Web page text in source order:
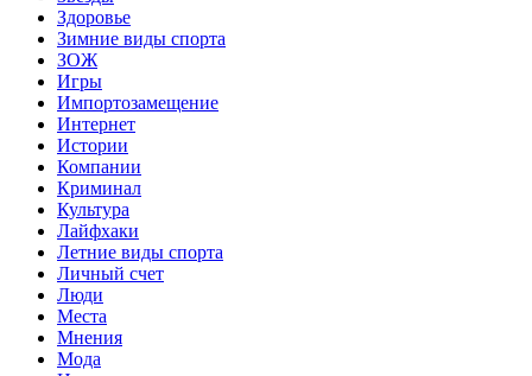
Здоровье
Зимние виды спорта
ЗОЖ
Игры
Импортозамещение
Интернет
Истории
Компании
Криминал
Культура
Лайфхаки
Летние виды спорта
Личный счет
Люди
Места
Мнения
Мода